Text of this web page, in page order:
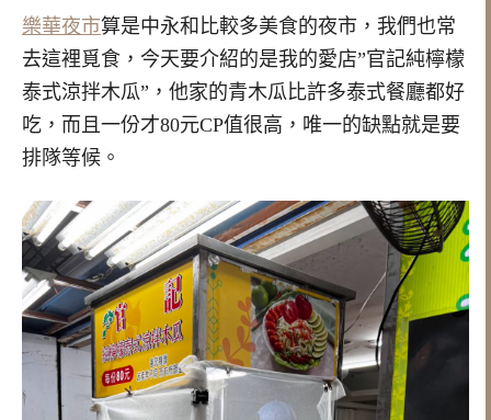
樂華夜市算是中永和比較多美食的夜市，我們也常
去這裡覓食，今天要介紹的是我的愛店”官記純檸檬
泰式涼拌木瓜”，他家的青木瓜比許多泰式餐廳都好
吃，而且一份才80元CP值很高，唯一的缺點就是要
排隊等候。